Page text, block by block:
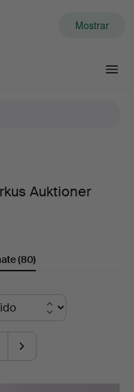
Mostrar
Auktioner
(80)